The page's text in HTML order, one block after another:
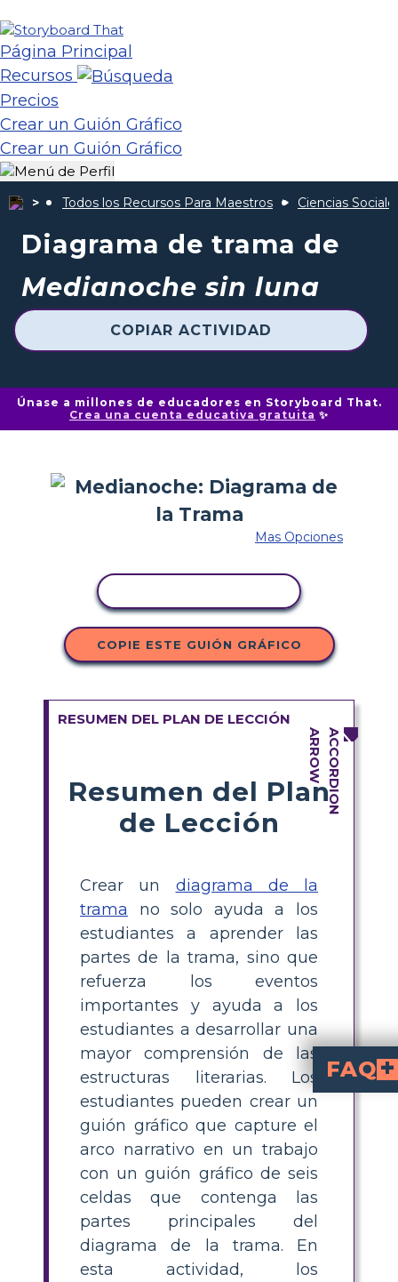
Página Principal
Recursos
Precios
Crear un Guión Gráfico
Crear un Guión Gráfico
Todos los Recursos Para Maestros Ciencias
Diagrama de trama de
Medianoche sin luna
COPIAR ACTIVIDAD
Únase a millones de educadores en Storyboard That.
Crea una cuenta educativa gratuita ✨
Mas Opciones
COPIE ESTE GUIÓN GRÁFICO
RESUMEN DEL PLAN DE LECCIÓN
Resumen del Plan
de Lección
Crear un diagrama de la
trama no solo ayuda a los
estudiantes a aprender las
partes de la trama, sino que
refuerza los eventos
importantes y ayuda a los
estudiantes a desarrollar una
mayor comprensión de las
estructuras literarias. Los
estudiantes pueden crear un
guión gráfico que capture el
arco narrativo en un trabajo
con un guión gráfico de seis
celdas que contenga las
partes principales del
diagrama de la trama. En
esta actividad, los
FAQ